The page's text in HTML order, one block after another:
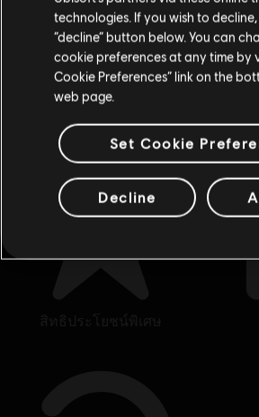
กำลังแสดงรายการ 6จาก6
กำลังมองหาวิดีโอเกมบน PC เกมล่าสุดอยู่ใช่หรือไม่
Ubisoft Store!เพลิดเพลินกับที่สุดแห่งประสบการณ์ก
ฤดูกาลต่างๆ และเนื้อหาเพิ่มเติมจาก
พิเศษให้เป็นประจำทำให้คุณสามารถคว้าดีลเด็ดจากเกมดั
อยู่ในสโตร์ปัจจุบัน
สลับไปยังสโตร์ในประ
technologies. If you wish to
“decline” button below. You can
cookie preferences at any time by
Cookie Preferences” link on the
web page.
Set Cookie
Decline